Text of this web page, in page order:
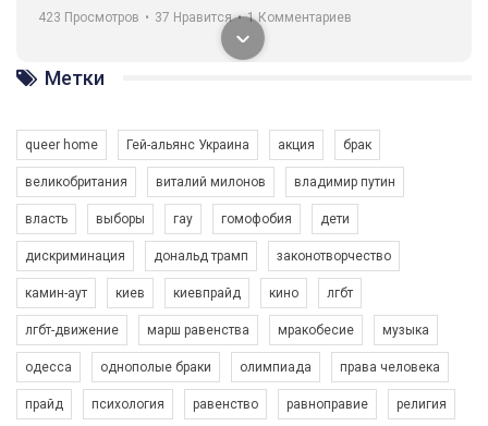
навіть коли ми у різних містах та не можемо зустрінеться, ми
разом. Ми закликаємо всіх хто поділяє цінності рівності та
солідарності, приєднатися до нас. Регіональні підрозділи
ГАУ є в 16 областях України.
Разом наш голос лунає гучніше!
423 Просмотров • 37 Нравится • 1 Комментариев
Зупинимо насильство проти ЛГБТ в Україні! Stop violence against LGBT in Ukraine!
6/30/2017
Емоційний та вражаючий промо-ролік на конкурс PACT, який
представляє програму "Гей-альянс Україна" з протидії
Метки
queer home Гей-альянс Украина акция брак
великобритания виталий милонов владимир путин
власть выборы гау гомофобия дети
дискриминация дональд трамп законотворчество
камин-аут киев киевпрайд кино лгбт
лгбт-движение марш равенства мракобесие музыка
одесса однополые браки олимпиада права человека
прайд психология равенство равноправие религия